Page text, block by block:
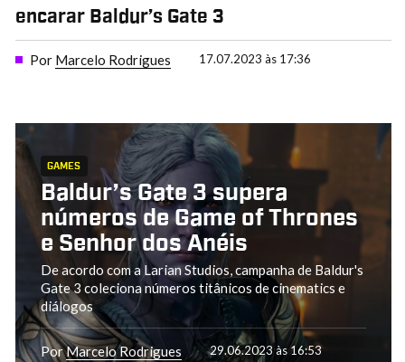
encarar Baldur’s Gate 3
Por Marcelo Rodrigues 17.07.2023 às 17:36
GAMES
Baldur’s Gate 3 supera
números de Game of Thrones
e Senhor dos Anéis
De acordo com a Larian Studios, campanha de Baldur's
Gate 3 coleciona números titânicos de cinematics e
diálogos
PorMarcelo Rodrigues 29.06.2023 às 16:53